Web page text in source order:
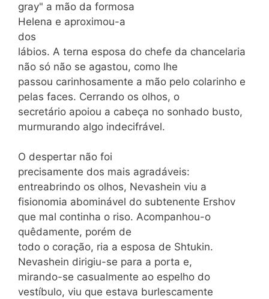
gray" a mão da formosa
Helena e aproximou-a
dos
lábios. A terna esposa do chefe da chancelaria
não só não se agastou, como lhe
passou carinhosamente a mão pelo colarinho e
pelas faces. Cerrando os olhos, o
secretário apoiou a cabeça no sonhado busto,
murmurando algo indecifrável.
O despertar não foi
precisamente dos mais agradáveis:
entreabrindo os olhos, Nevashein viu a
fisionomia abominável do subtenente Ershov
que mal continha o riso. Acompanhou-o
quêdamente, porém de
todo o coração, ria a esposa de Shtukin.
Nevashein dirigiu-se para a porta e,
mirando-se casualmente ao espelho do
vestíbulo, viu que estava burlescamente